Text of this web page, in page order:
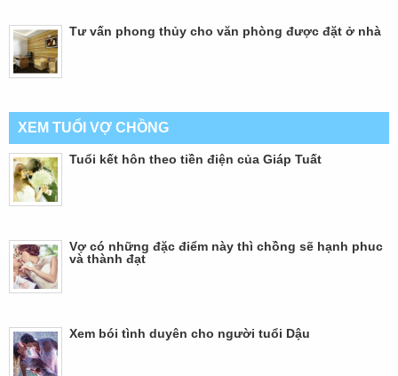
Tư vấn phong thủy cho văn phòng được đặt ở nhà
XEM TUỔI VỢ CHỒNG
Tuổi kết hôn theo tiền điện của Giáp Tuất
Vợ có những đặc điểm này thì chồng sẽ hạnh phuc
và thành đạt
Xem bói tình duyên cho người tuổi Dậu